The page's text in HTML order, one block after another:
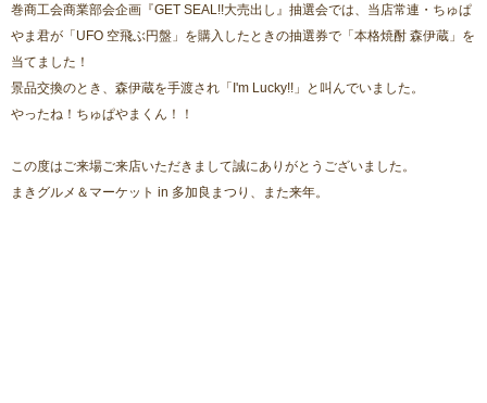
巻商工会商業部会企画『GET SEAL!!大売出し』抽選会では、当店常連・ちゅぱ
やま君が「UFO 空飛ぶ円盤」を購入したときの抽選券で「本格焼酎 森伊蔵」を
当てました！
景品交換のとき、森伊蔵を手渡され「I'm Lucky!!」と叫んでいました。
やったね！ちゅぱやまくん！！
この度はご来場ご来店いただきまして誠にありがとうございました。
まきグルメ＆マーケット in 多加良まつり、また来年。